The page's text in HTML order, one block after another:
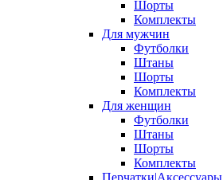
Шорты
Комплекты
Для мужчин
Футболки
Штаны
Шорты
Комплекты
Для женщин
Футболки
Штаны
Шорты
Комплекты
Перчатки|Аксессуары